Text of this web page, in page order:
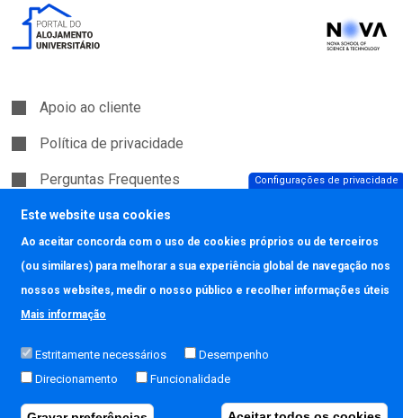
Apoio ao cliente
Política de privacidade
Perguntas Frequentes
Política de Cookies
Copyright © JAVALI 2026
Termos e Condições
Powered by
Configurações de privacidade
Este website usa cookies
Ao aceitar concorda com o uso de cookies próprios ou de terceiros
(ou similares) para melhorar a sua experiência global de navegação nos
nossos websites, medir o nosso público e recolher informações úteis
Mais informação
Estritamente necessários
Desempenho
Direcionamento
Funcionalidade